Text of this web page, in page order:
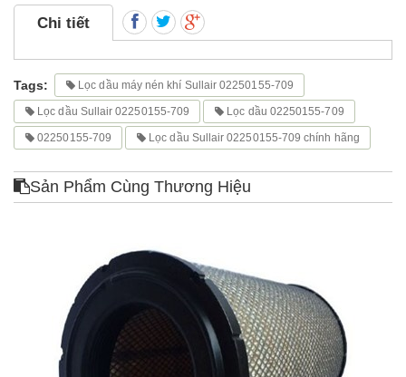
Chi tiết
Tags: Lọc dầu máy nén khí Sullair 02250155-709
Lọc dầu Sullair 02250155-709 Lọc dầu 02250155-709
02250155-709 Lọc dầu Sullair 02250155-709 chính hãng
Sản Phẩm Cùng Thương Hiệu